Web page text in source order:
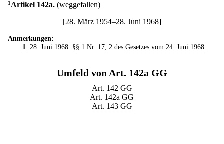
1 Artikel 142a. (weggefallen)
[28. März 1954–28. Juni 1968]
Anmerkungen:
1
. 28. Juni 1968: §§ 1 Nr. 17, 2 des Gesetzes vom 24. Juni 1968.
Umfeld von Art. 142a GG
Art. 142 GG
Art. 142a GG
Art. 143 GG